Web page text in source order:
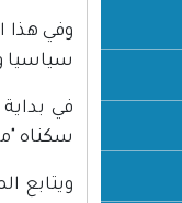
وفي هذا
سياسيا
سكناه "مربع
ويتابع